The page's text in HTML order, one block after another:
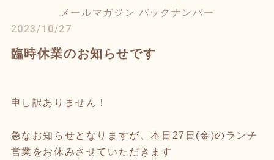
メールマガジン バックナンバー
2023/10/27
臨時休業のお知らせです
申し訳ありません！
急なお知らせとなりますが、本日27日(金)のランチ
営業をお休みさせていただきます